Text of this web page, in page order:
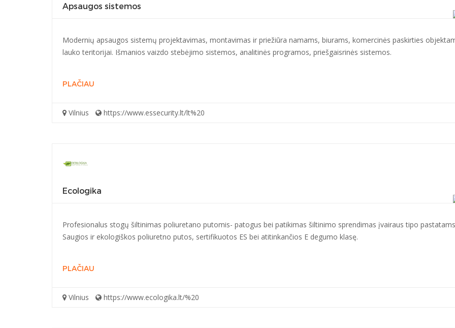
Apsaugos sistemos
Modernių apsaugos sistemų projektavimas, montavimas ir priežiūra namams, biurams, komercinės paskirties
lauko teritorijai. Išmanios vaizdo stebėjimo sistemos, analitinės programos, priešgaisrinės sistemos.
PLAČIAU
Vilnius https://www.essecurity.lt/lt%20
Ecologika
Profesionalus stogų šiltinimas poliuretano putomis- patogus bei patikimas šiltinimo sprendimas įvairaus tipo
Saugios ir ekologiškos poliuretno putos, sertifikuotos ES bei atitinkančios E degumo klasę.
PLAČIAU
Vilnius https://www.ecologika.lt/%20